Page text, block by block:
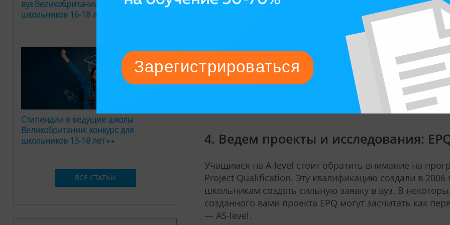
подтвержденных внеклассных достижений для
Как это сделать на практике? Например, если вы
проанализируйте активность своих подписчиков,
пользуются спросом, какие предложения-конкуренты
соцсети. Презентация с данными и живыми
может не удивить преподавателя. А, может, вы —
подготовьте остроумное выступление в стиле TED по
представьте классу вместо пересказа параграфа из
4. Ведем проекты и исследования:
Учащимся на A-level стоит обратить внимание на
Project Qualification. Эту квалификацию создали в
школьникам создать сильную заявку в вуз. В
созданного вами проекта EPQ могут засчитать как
— AS-level.
вуз Великобритании: конкурс для
школьников 16-18 лет
Стипендии в ведущие школы
Великобритании: конкурс для
школьников 13-18 лет
ВСЕ СТАТЬИ